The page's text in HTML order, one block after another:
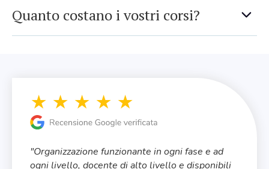
Quanto costano i vostri corsi?
"Organizzazione funzionante in ogni fase e ad
ogni livello, docente di alto livello e disponibili